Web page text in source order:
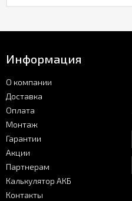
Информация
О компании
Доставка
Оплата
Монтаж
Гарантии
Акции
Партнерам
Калькулятор АКБ
Контакты